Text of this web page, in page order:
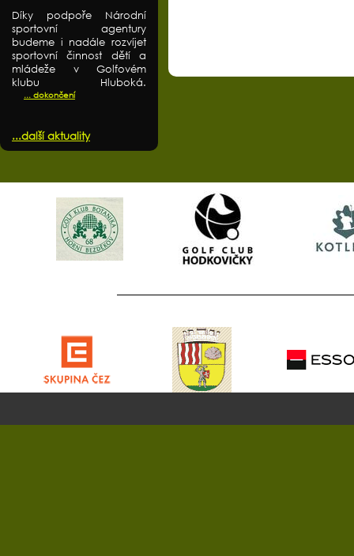
Díky podpoře Národní
sportovní agentury
budeme i nadále rozvíjet
sportovní činnost dětí a
mládeže v Golfovém
klubu Hluboká.
... dokončení
...další aktuality